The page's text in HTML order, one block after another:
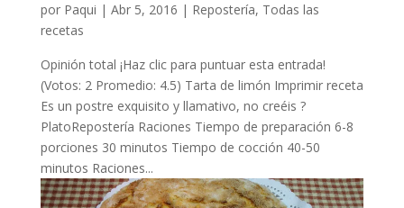
por Paqui | Abr 5, 2016 | Repostería, Todas las
recetas
Opinión total ¡Haz clic para puntuar esta entrada!
(Votos: 2 Promedio: 4.5) Tarta de limón Imprimir receta
Es un postre exquisito y llamativo, no creéis ?
PlatoRepostería Raciones Tiempo de preparación 6-8
porciones 30 minutos Tiempo de cocción 40-50
minutos Raciones...